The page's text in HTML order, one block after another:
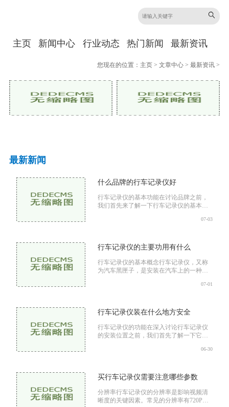
主页 新闻中心 行业动态 热门新闻 最新资讯
您现在的位置： 主页 >文章中心 >最新资讯 >
最新新闻
什么品牌的行车记录仪好
行车记录仪的基本功能在讨论品牌之前，
我们首先来了解一下行车记录仪的基本功
括视频录制：高分辨率的视频录制是行车
07-03
行车记录仪的主要功用有什么
行车记录仪的基本概念行车记录仪，又称
为汽车黑匣子，是安装在汽车上的一种视
驶过程中的视频、音频及GPS信息。行车
07-01
行车记录仪装在什么地方安全
行车记录仪的功能在深入讨论行车记录仪
的安装位置之前，我们首先了解一下它的
时，行车记录仪能够提供实时的录像资06-30
买行车记录仪需要注意哪些参数
分辨率行车记录仪的分辨率是影响视频清
晰度的关键因素。常见的分辨率有720P、